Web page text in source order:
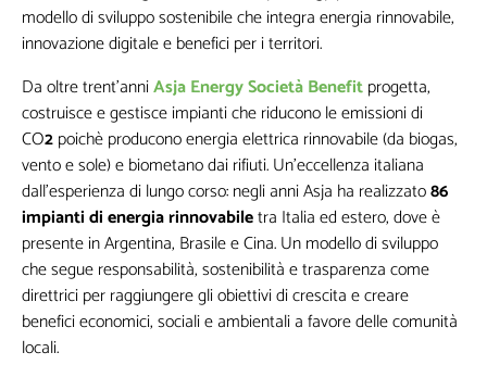
modello di sviluppo sostenibile che integra energia rinnovabile,
innovazione digitale e benefici per i territori.
Da oltre trent’anniAsja Energy Società Benefitprogetta,
costruisce e gestisce impianti che riducono le emissioni di
CO2poichè producono energia elettrica rinnovabile (da biogas,
vento e sole) e biometano dai rifiuti. Un’eccellenza italiana
dall’esperienza di lungo corso: negli anni Asja ha realizzato86
impianti di energia rinnovabiletra Italia ed estero, dove è
presente in Argentina, Brasile e Cina. Un modello di sviluppo
che segue responsabilità, sostenibilità e trasparenza come
direttrici per raggiungere gli obiettivi di crescita e creare
benefici economici, sociali e ambientali a favore delle comunità
locali.